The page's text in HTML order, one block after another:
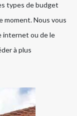
types de budget
moment. Nous vous
internet ou de le
à plus